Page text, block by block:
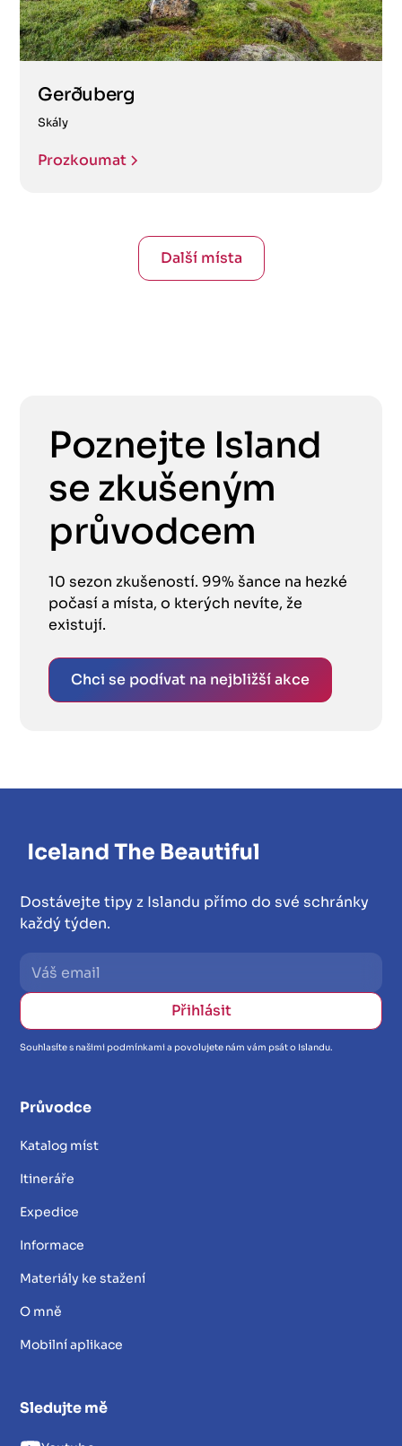
Gerðuberg
Skály
Prozkoumat
Další místa
Poznejte Island
se zkušeným
průvodcem
10 sezon zkušeností. 99% šance na hezké
počasí a místa, o kterých nevíte, že
existují.
Chci se podívat na nejbližší akce
Dostávejte tipy z Islandu přímo do své schránky
každý týden.
Souhlasíte s našimi podmínkami a povolujete nám vám psát o Islandu.
Průvodce
Katalog míst
Itineráře
Expedice
Informace
Materiály ke stažení
O mně
Mobilní aplikace
Sledujte mě